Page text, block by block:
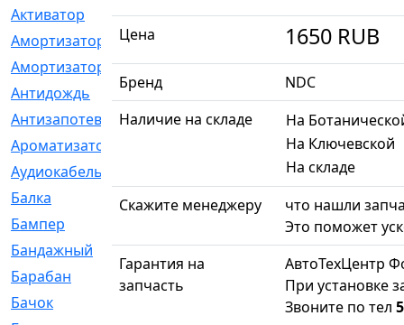
Активатор
[1]
Амортизатор
Амортизаторы
[21]
Антидождь
Антизапотеватель
[1]
Ароматизатор
Аудиокабель
Балка
[58]
Бампер
Бандажный
[6]
Барабан
Бачок
Цена 1650 RUB
Бренд
NDC
Наличие на складе
На
На Ключевской
На складе
Скажите менеджеру
что нашли
Это поможет
Гарантия на
запчасть
АвтоТехЦентр
При установке
Звоните по тел